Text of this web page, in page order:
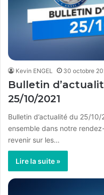
Kevin ENGEL 30 octobre
Bulletin
25/10/2021
Bulletin d’actualité du 25/
ensemble dans notre
revenir sur les…
Lire la suite »